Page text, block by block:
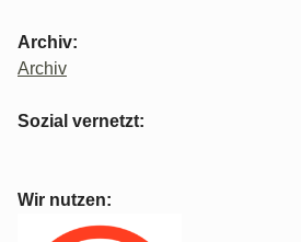
Archiv:
Archiv
Sozial vernetzt:
Wir nutzen: